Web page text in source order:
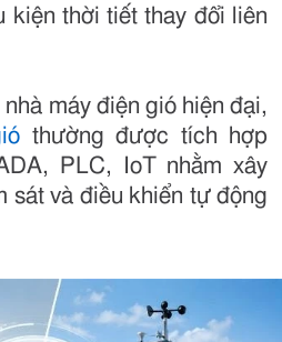
kiện thời tiết thay đổi liên
máy điện gió hiện đại,
thường được tích hợp
PLC, IoT nhằm xây
sát và điều khiển tự động